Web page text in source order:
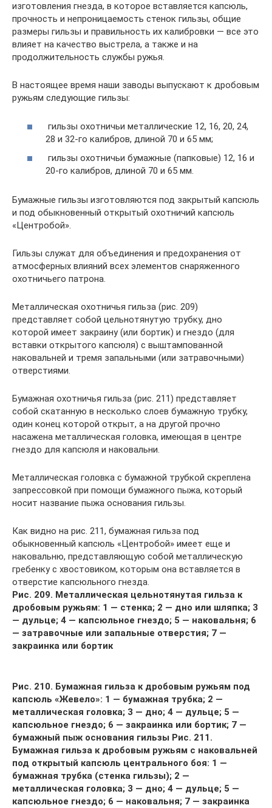
изготовления гнезда, в которое вставляется капсюль,
прочность и непроницаемость стенок гильзы, общие
размеры гильзы и правильность их калибровки — все это
влияет на качество выстрела, а также и на
продолжительность службы ружья.
В настоящее время наши заводы выпускают к дробовым
ружьям следующие гильзы:
гильзы охотничьи металлические 12, 16, 20, 24,
28 и 32-го калибров, длиной 70 и 65 мм;
гильзы охотничьи бумажные (папковые) 12, 16 и
20-го калибров, длиной 70 и 65 мм.
Бумажные гильзы изготовляются под закрытый капсюль
и под обыкновенный открытый охотничий капсюль
«Центробой».
Гильзы служат для объединения и предохранения от
атмосферных влияний всех элементов снаряженного
охотничьего патрона.
Металлическая охотничья гильза (рис. 209)
представляет собой цельнотянутую трубку, дно
которой имеет закраину (или бортик) и гнездо (для
вставки открытого капсюля) с выштампованной
наковальней и тремя запальными (или затравочными)
отверстиями.
Бумажная охотничья гильза (рис. 211) представляет
собой скатанную в несколько слоев бумажную трубку,
один конец которой открыт, а на другой прочно
насажена металлическая головка, имеющая в центре
гнездо для капсюля и наковальни.
Металлическая головка с бумажной трубкой скреплена
запрессовкой при помощи бумажного пыжа, который
носит название пыжа основания гильзы.
Как видно на рис. 211, бумажная гильза под
обыкновенный капсюль «Центробой» имеет еще и
наковальню, представляющую собой металлическую
гребенку с хвостовиком, которым она вставляется в
отверстие капсюльного гнезда.
Рис. 209. Металлическая цельнотянутая гильза к
дробовым ружьям: 1 — стенка; 2 — дно или шляпка; 3
— дульце; 4 — капсюльное гнездо; 5 — наковальня; 6
— затравочные или запальные отверстия; 7 —
закраинка или бортик
Рис. 210. Бумажная гильза к дробовым ружьям под
капсюль «Жевело»: 1 — бумажная трубка; 2 —
металлическая головка; 3 — дно; 4 — дульце; 5 —
капсюльное гнездо; 6 — закраинка или бортик; 7 —
бумажный пыж основания гильзы Рис. 211.
Бумажная гильза к дробовым ружьям с наковальней
под открытый капсюль центрального боя: 1 —
бумажная трубка (стенка гильзы); 2 —
металлическая головка; 3 — дно; 4 — дульце; 5 —
капсюльное гнездо; 6 — наковальня; 7 — закраинка